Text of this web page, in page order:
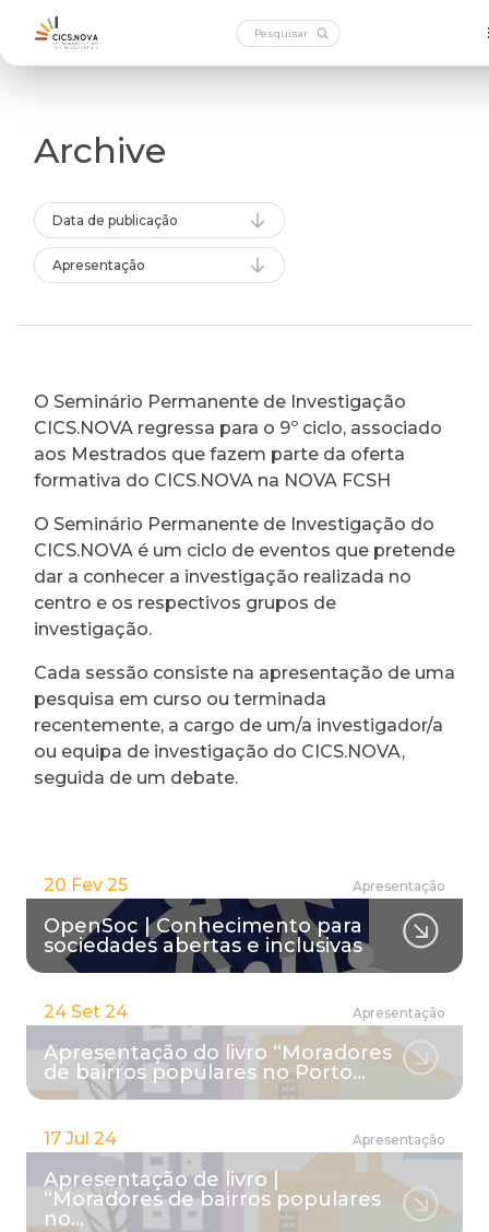
Archive
Data de publicação
Apresentação
O Seminário Permanente de Investigação
CICS.NOVA regressa para o 9º ciclo, associado
aos Mestrados que fazem parte da oferta
formativa do CICS.NOVA na NOVA FCSH
O Seminário Permanente de Investigação do
CICS.NOVA é um ciclo de eventos que pretende
dar a conhecer a investigação realizada no
centro e os respectivos grupos de
investigação.
Cada sessão consiste na apresentação de uma
pesquisa em curso ou terminada
recentemente, a cargo de um/a investigador/a
ou equipa de investigação do CICS.NOVA,
seguida de um debate.
20 Fev 25 Apresentação
OpenSoc | Conhecimento para
sociedades abertas e inclusivas
24 Set 24 Apresentação
Apresentação do livro “Moradores
de bairros populares no Porto…
17 Jul 24 Apresentação
Apresentação de livro |
“Moradores de bairros populares
no…